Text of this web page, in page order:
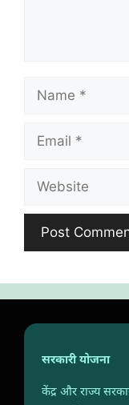
Name
Email
Website
सरकारी योजना
केंद्र और राज्य